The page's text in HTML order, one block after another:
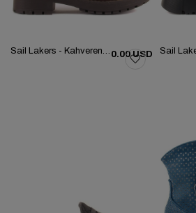
Sail Lakers - Kahverengi Deri Bağcıklı Kadın Bot 105-3397-72451 0.00 USD